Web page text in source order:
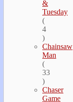
&
Tuesday
(
4
)
Chainsaw
Man
(
33
)
Chaser
Game